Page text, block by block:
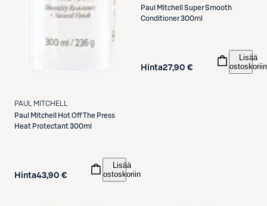
PAUL MITCHELL
Paul Mitchell
Hot Off The Press
Heat Protectant 300ml
Hinta43,90 €
Lisää
ostoskoriin
Paul Mitchell
Super Smooth
Conditioner 300ml
Hinta27,90 €
Lisää
ostoskoriin